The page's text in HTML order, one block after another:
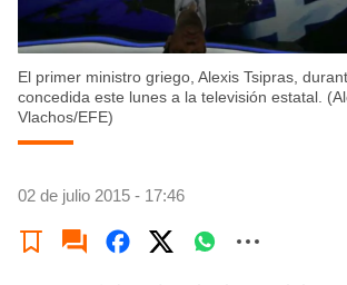
El primer ministro griego, Alexis Tsipras,
concedida este lunes a la televisión estatal.
Vlachos/EFE)
02 de julio 2015 - 17:46